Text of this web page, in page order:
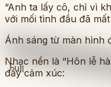
Full
“Anh ta lấy cô, chỉ vì
với mối tình đầu đã
Ánh sáng từ màn hình
Nhạc nền là “Hôn lễ
đầy cảm xúc: